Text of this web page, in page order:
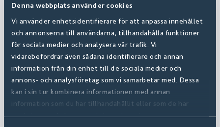
Denna webbplats använder cookies
Vi använder enhetsidentifierare för att anpassa innehållet
och annonserna till användarna, tillhandahålla funktioner
för sociala medier och analysera vår trafik. Vi
vidarebefordrar även sådana identifierare och annan
information från din enhet till de sociala medier och
annons- och analysföretag som vi samarbetar med. Dessa
kan i sin tur kombinera informationen med annan
information som du har tillhandahållit eller som de har
samlat in när du har använt deras tjänster.